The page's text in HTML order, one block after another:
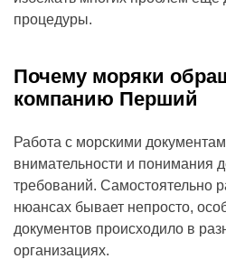
процедуры.
Почему моряки
компанию Перший
Работа с морскими
внимательности и понимания
требований. Самостоятельно
нюансах бывает непросто,
документов происходило в
организациях.